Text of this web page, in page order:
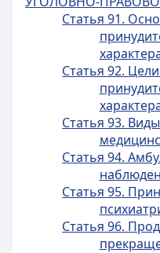
Статья 91.
Статья 92.
Статья 93.
Статья 94.
Статья 95.
Статья 96.